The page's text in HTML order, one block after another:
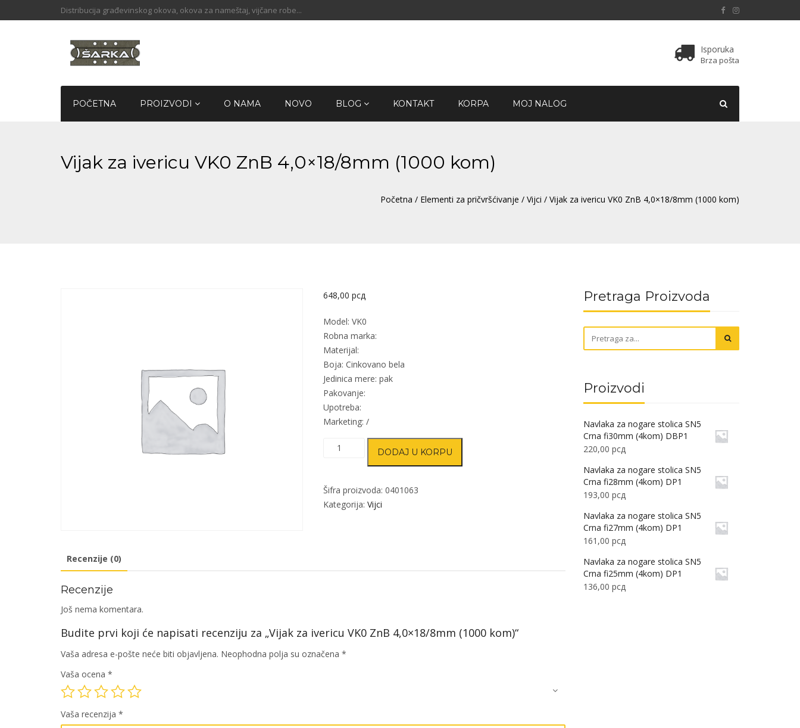
Distribucija građevinskog okova, okova za nameštaj, vijčane robe...
Isporuka
Brza pošta
POČETNA PROIZVODI O NAMA NOVO BLOG KONTAKT KORPA MOJ NALOG
Vijak za ivericu VK0 ZnB 4,0×18/8mm (1000 kom)
Početna / Elementi za pričvršćivanje / Vijci / Vijak za ivericu VK0 ZnB 4,0×18/8mm (1000 kom)
648,00 рсд
Model: VK0
Robna marka:
Materijal:
Boja: Cinkovano bela
Jedinica mere: pak
Pakovanje:
Upotreba:
Marketing: /
Vijak
VK0
ZnB
DODAJ U KORPU
Šifra proizvoda: 0401063
Kategorija: Vijci
Recenzije (0)
Recenzije
Još nema komentara.
Budite prvi koji će napisati recenziju za „Vijak za ivericu VK0 ZnB 4,0×18/8mm (1000 kom)“
Vaša adresa e-pošte neće biti objavljena. Neophodna polja su označena *
Vaša ocena *
Vaša recenzija *
Pretraga Proizvoda
Proizvodi
Navlaka za nogare stolica SN5
Crna fi30mm (4kom) DBP1
220,00 рсд
Navlaka za nogare stolica SN5
Crna fi28mm (4kom) DP1
193,00 рсд
Navlaka za nogare stolica SN5
Crna fi27mm (4kom) DP1
161,00 рсд
Navlaka za nogare stolica SN5
Crna fi25mm (4kom) DP1
136,00 рсд